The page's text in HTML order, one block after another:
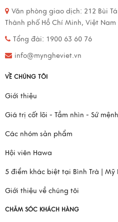
Văn phòng giao dịch: 212 Bùi
Thành phố Hồ Chí Minh, Việt Nam
Tổng đài: 1900 63 60 76
info@myngheviet.vn
VỀ CHÚNG TÔI
Giới thiệu
Giá trị cốt lõi - Tầm nhìn - Sứ mệnh
Các nhóm sản phẩm
Hội viên Hawa
5 điểm khác biệt tại Bình Trà | Mỹ
Giới thiệu về chúng tôi
CHĂM SÓC KHÁCH HÀNG